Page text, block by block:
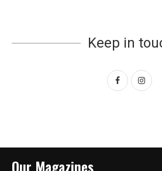
Keep in
Our Magazines